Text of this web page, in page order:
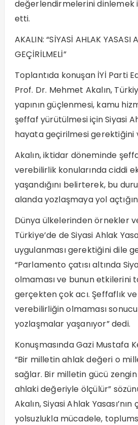
değerlendirmelerini dinlemek
etti.
AKALIN: “SİYASİ AHLAK YASASI
GEÇİRİLMELİ”
Toplantıda konuşan İYİ Parti
Prof. Dr. Mehmet Akalın,
yapının güçlenmesi, kamu
şeffaf yürütülmesi için Siyasi
hayata geçirilmesi gerektiğini
Akalın, iktidar döneminde
verebilirlik konularında ciddi
yaşandığını belirterek, bu
alanda yozlaşmaya yol
Dünya ülkelerinden örnekler
Türkiye’de de Siyasi Ahlak
uygulanması gerektiğini dile
“Parlamento çatısı altında
olmaması ve bunun etkilerini
gerçekten çok acı. Şeffaflık
verebilirliğin olmaması
yozlaşmalar yaşanıyor” dedi.
Konuşmasında Gazi Mustafa
“Bir milletin ahlak değeri o
sağlar. Bir milletin gücü
ahlaki değeriyle ölçülür”
Akalın, Siyasi Ahlak Yasası’nın
yolsuzlukla mücadele,